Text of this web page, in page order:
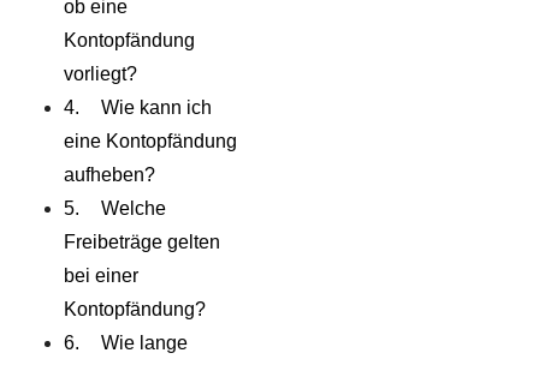
ob eine
Kontopfändung
vorliegt?
Wie kann ich
eine Kontopfändung
aufheben?
Welche
Freibeträge gelten
bei einer
Kontopfändung?
Wie lange